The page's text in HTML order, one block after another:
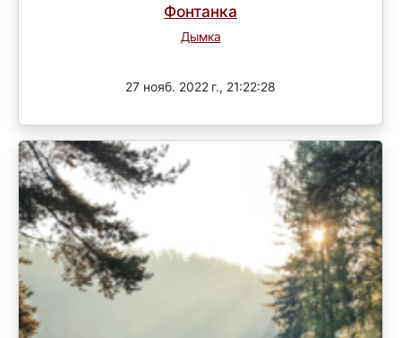
Фонтанка
Дымка
27 нояб. 2022 г., 21:22:28